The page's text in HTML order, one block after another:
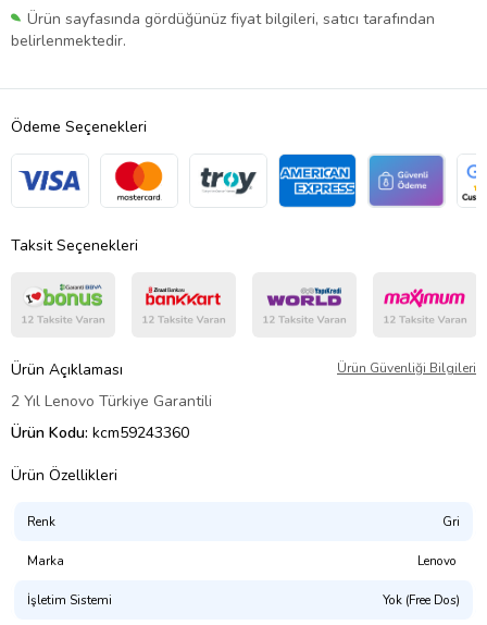
Ürün sayfasında gördüğünüz fiyat bilgileri, satıcı tarafından
belirlenmektedir.
Ödeme Seçenekleri
Taksit Seçenekleri
Ürün Açıklaması Ürün Güvenliği Bilgileri
2 Yıl Lenovo Türkiye Garantili
Ürün Kodu: kcm59243360
Ürün Özellikleri
Renk Gri
Marka Lenovo
İşletim Sistemi Yok (Free Dos)